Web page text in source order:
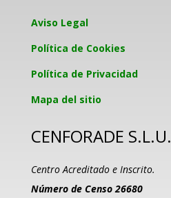
Aviso Legal
Política de Cookies
Política de Privacidad
Mapa del sitio
CENFORADE S.L.U.
Centro Acreditado e Inscrito.
Número de Censo 26680